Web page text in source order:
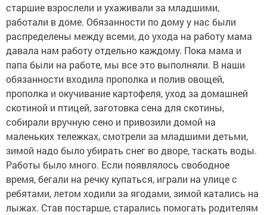
старшие взрослели и ухаживали за младшими,
работали в доме. Обязанности по дому у нас были
распределены между всеми, до ухода на работу мама
давала нам работу отдельно каждому. Пока мама и
папа были на работе, мы все это выполняли. В наши
обязанности входила прополка и полив овощей,
прополка и окучивание картофеля, уход за домашней
скотиной и птицей, заготовка сена для скотины,
собирали вручную сено и привозили домой на
маленьких тележках, смотрели за младшими детьми,
зимой надо было убирать снег во дворе, таскать воды.
Работы было много. Если появлялось свободное
время, бегали на речку купаться, играли на улице с
ребятами, летом ходили за ягодами, зимой катались на
лыжах. Став постарше, старались помогать родителям